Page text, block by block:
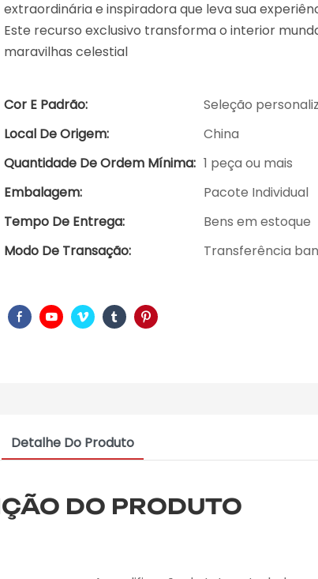
extraordinária e inspiradora que leva sua
Este recurso exclusivo transforma o interior
maravilhas celestial
Cor E Padrão:
Seleção
Local De Origem:
China
Quantidade De Ordem Mínima: 1 peça ou mais
Embalagem:
Pacote Individual
Tempo De Entrega:
Bens em estoque
Modo De Transação:
Transferência
Detalhe Do Produto
DO PRODUTO